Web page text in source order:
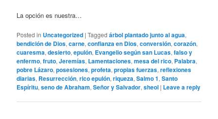
La opción es nuestra…
Posted in Uncategorized |Tagged árbol plantado junto al agua,
bendición de Dios,carne,confianza en Dios,conversión,corazón,
cuaresma,desierto,epulón, Evangelio según san Lucas,falso y
enfermo,fruto,Jeremías, Lamentaciones,mesa del rico, Palabra,
pobre Lázaro,posesiones,profeta,propias fuerzas,reflexiones
diarias, Resurrección,rico epulón,riqueza,Salmo 1,Santo
Espíritu,seno de Abraham,Señor y Salvador,sheol | Leave a reply